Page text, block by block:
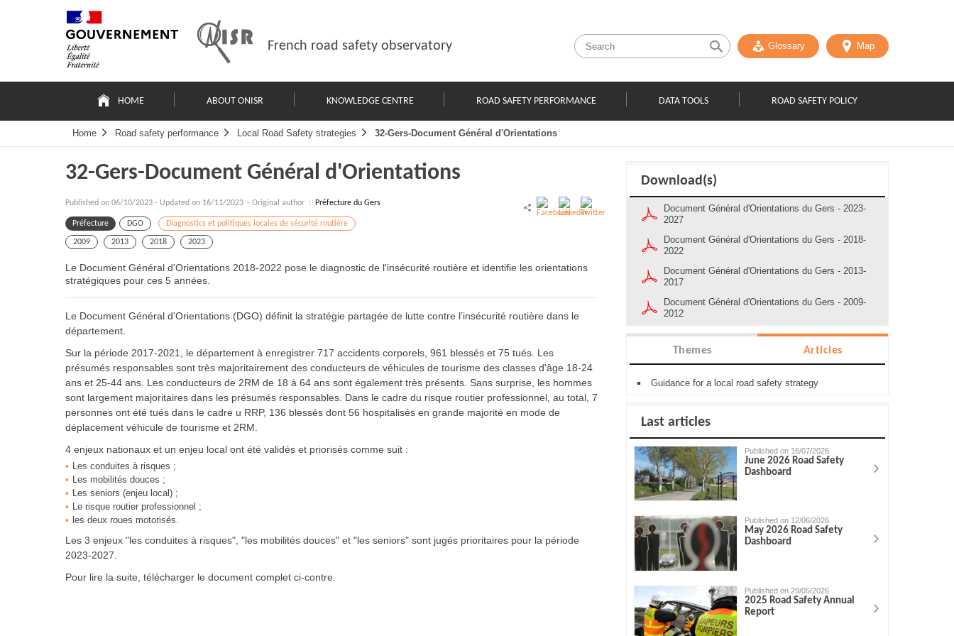
French road safety observatory Glossary Map
principale
HOME ABOUT ONISR KNOWLEDGE CENTRE ROAD SAFETY PERFORMANCE DATA TOOLS ROAD SAFETY POLICY
Home Road safety performance Local Road Safety strategies 32-Gers-Document Général d'Orientations
32-Gers-Document Général d'Orientations
Published on 06/10/2023 - Updated on 16/11/2023 - Original author : Préfecture du Gers
Préfecture DGO Diagnostics et politiques locales de sécurité routière
2009 2013 2018 2023
Le Document Général d'Orientations 2018-2022 pose le diagnostic de l'insécurité routière et identifie les orientations
stratégiques pour ces 5 années.
Le Document Général d'Orientations (DGO) définit la stratégie partagée de lutte contre l’insécurité routière dans le
département.
Sur la période 2017-2021, le département à enregistrer 717 accidents corporels, 961 blessés et 75 tués. Les
présumés responsables sont très majoritairement des conducteurs de véhicules de tourisme des classes d'âge 18-24
ans et 25-44 ans. Les conducteurs de 2RM de 18 à 64 ans sont également très présents. Sans surprise, les hommes
sont largement majoritaires dans les présumés responsables. Dans le cadre du risque routier professionnel, au total, 7
personnes ont été tués dans le cadre u RRP, 136 blessés dont 56 hospitalisés en grande majorité en mode de
déplacement véhicule de tourisme et 2RM.
4 enjeux nationaux et un enjeu local ont été validés et priorisés comme suit :
Les conduites à risques ;
Les mobilités douces ;
Les seniors (enjeu local) ;
Le risque routier professionnel ;
les deux roues motorisés.
Les 3 enjeux "les conduites à risques", "les mobilités douces" et "les seniors" sont jugés prioritaires pour la période
2023-2027.
Pour lire la suite, télécharger le document complet ci-contre.
Download(s)
Document Général d'Orientations du Gers - 2023-
2027
Document Général d'Orientations du Gers - 2018-
2022
Document Général d'Orientations du Gers - 2013-
2017
Document Général d'Orientations du Gers - 2009-
2012
Themes Articles
Guidance for a local road safety strategy
Last articles
Published on 16/07/2026
June 2026 Road Safety
Dashboard
Published on 12/06/2026
May 2026 Road Safety
Dashboard
Published on 29/05/2026
2025 Road Safety Annual
Report